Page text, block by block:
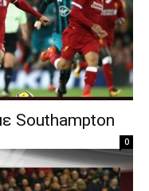
Southampton
0